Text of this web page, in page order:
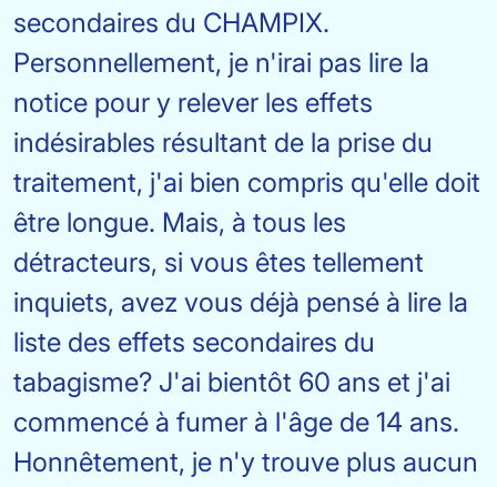
secondaires du CHAMPIX.
Personnellement, je n'irai pas lire la
notice pour y relever les effets
indésirables résultant de la prise du
traitement, j'ai bien compris qu'elle doit
être longue. Mais, à tous les
détracteurs, si vous êtes tellement
inquiets, avez vous déjà pensé à lire la
liste des effets secondaires du
tabagisme? J'ai bientôt 60 ans et j'ai
commencé à fumer à l'âge de 14 ans.
Honnêtement, je n'y trouve plus aucun